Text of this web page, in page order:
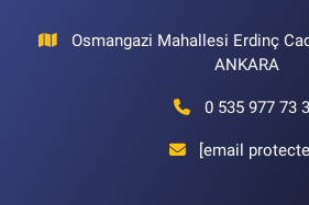
Osmangazi Mahallesi Erdinç
ANKARA
0 535 977 73
[email